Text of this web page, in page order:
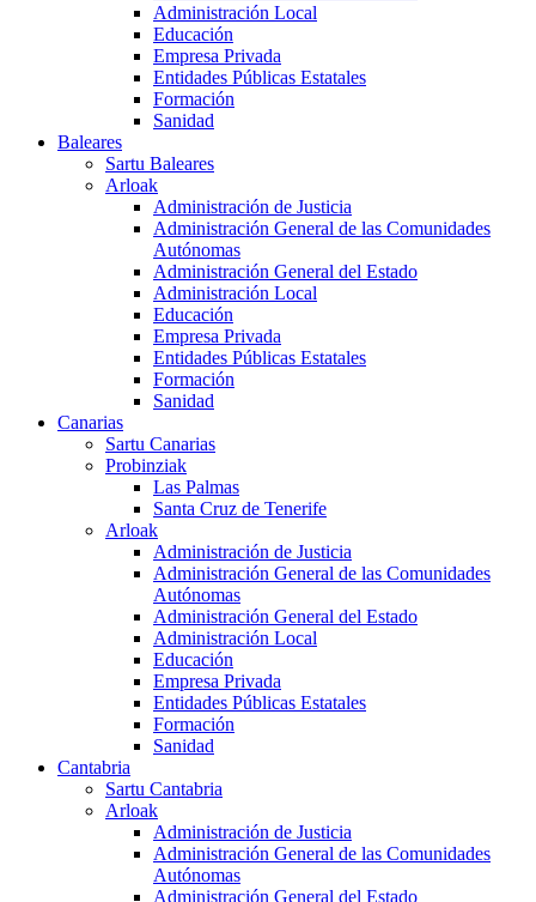
Administración Local
Educación
Empresa Privada
Entidades Públicas Estatales
Formación
Sanidad
Baleares
Sartu Baleares
Arloak
Administración de Justicia
Administración General de las Comunidades
Autónomas
Administración General del Estado
Administración Local
Educación
Empresa Privada
Entidades Públicas Estatales
Formación
Sanidad
Canarias
Sartu Canarias
Probinziak
Las Palmas
Santa Cruz de Tenerife
Arloak
Administración de Justicia
Administración General de las Comunidades
Autónomas
Administración General del Estado
Administración Local
Educación
Empresa Privada
Entidades Públicas Estatales
Formación
Sanidad
Cantabria
Sartu Cantabria
Arloak
Administración de Justicia
Administración General de las Comunidades
Autónomas
Administración General del Estado